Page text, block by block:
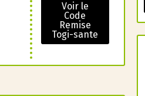
Voir le
Code
Remise
Togi-sante